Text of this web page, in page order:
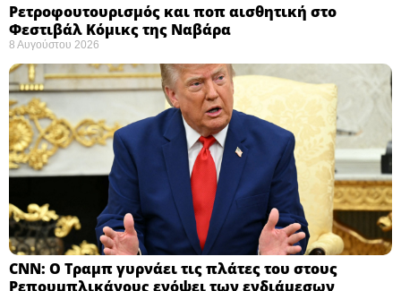
Ρετροφουτουρισμός και ποπ αισθητική στο
Φεστιβάλ Κόμικς της Ναβάρα ​
8 Αυγούστου 2026
CNN: Ο Τραμπ γυρνάει τις πλάτες του στους
Ρεπουμπλικάνους ενόψει των ενδιάμεσων